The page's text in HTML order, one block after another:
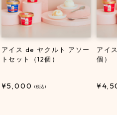
アイス de ヤクルト アソー
トセット（12個）
¥5,000(税込)
アイ
個）